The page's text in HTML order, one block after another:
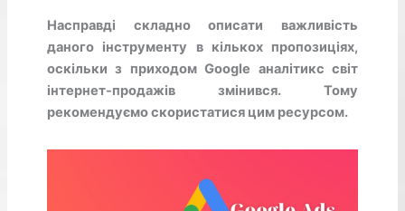
Насправді складно описати важливість
даного інструменту в кількох пропозиціях,
оскільки з приходом Google аналітикс світ
інтернет-продажів змінився. Тому
рекомендуємо скористатися цим ресурсом.